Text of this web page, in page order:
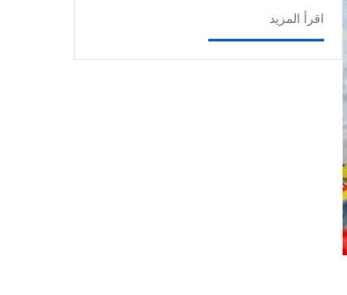
اقرأ المزيد